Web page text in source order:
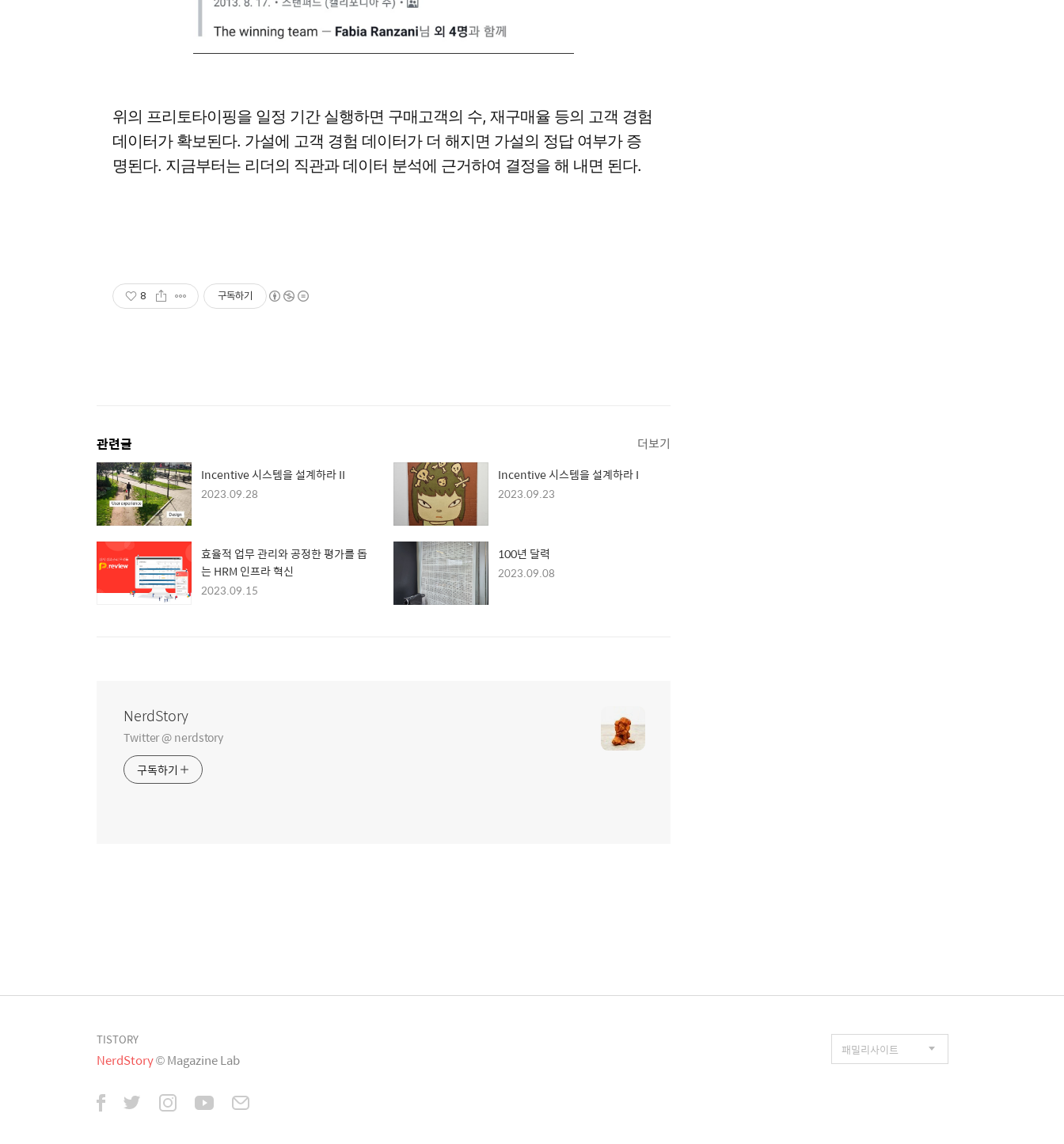
위의 프리토타이핑을 일정 기간 실행하면 구매고객의 수, 재구매율 등의 고객 경험
데이터가 확보된다. 가설에 고객 경험 데이터가 더 해지면 가설의 정답 여부가 증
명된다. 지금부터는 리더의 직관과 데이터 분석에 근거하여 결정을 해 내면 된다.
8 구독하기
관련글 더보기
Incentive 시스템을 설계하라 II
2023.09.28
Incentive 시스템을 설계하라 I
2023.09.23
효율적 업무 관리와 공정한 평가를 돕
는 HRM 인프라 혁신
2023.09.15
100년 달력
2023.09.08
NerdStory
Twitter @ nerdstory
구독하기
TISTORY
NerdStory© Magazine Lab